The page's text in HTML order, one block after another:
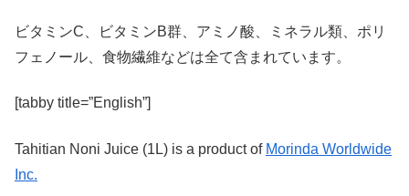
ビタミンC、ビタミンB群、アミノ酸、ミネラル類、ポリ
フェノール、食物繊維などは全て含まれています。
[tabby title=”English”]
Tahitian Noni Juice (1L) is a product of Morinda Worldwide
Inc.